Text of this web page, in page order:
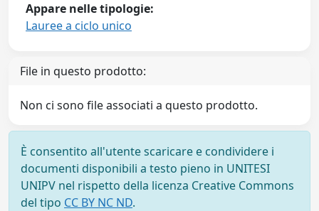
Appare nelle tipologie:
Lauree a ciclo unico
File in questo prodotto:
Non ci sono file associati a questo prodotto.
È consentito all'utente scaricare e condividere i
documenti disponibili a testo pieno in UNITESI
UNIPV nel rispetto della licenza Creative Commons
del tipo CC BY NC ND.